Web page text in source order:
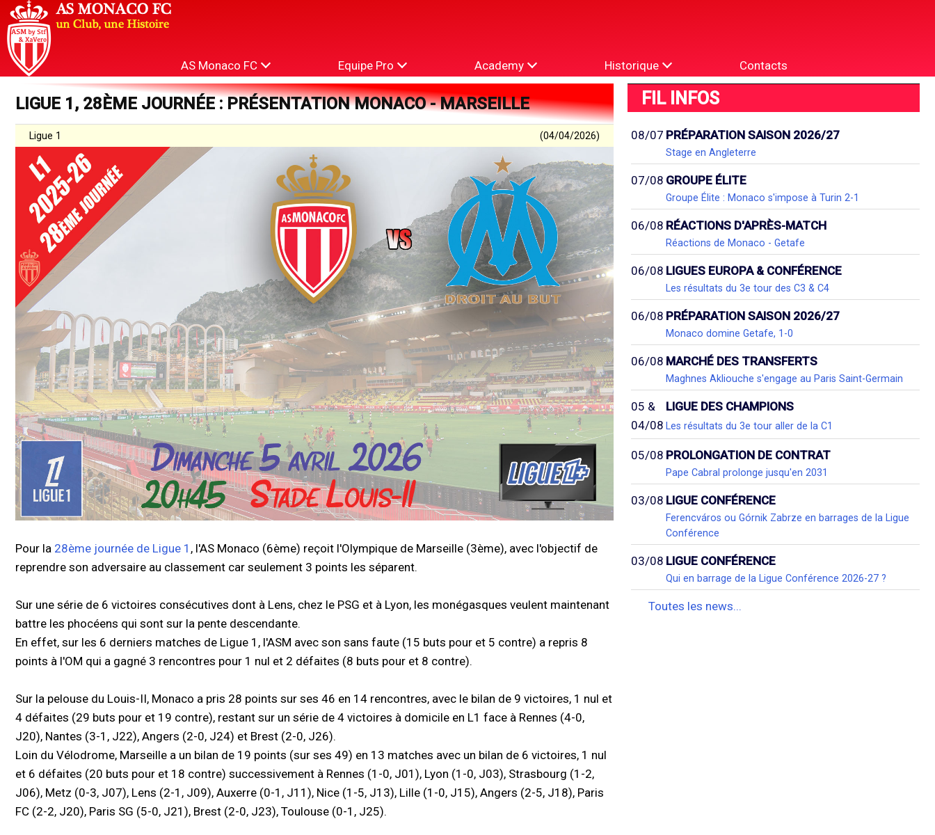
AS Monaco FC Equipe Pro Academy Historique Contacts
LIGUE 1, 28ÈME JOURNÉE : PRÉSENTATION MONACO - MARSEILLE
Ligue 1 (04/04/2026)
Pour la 28ème journée de Ligue 1 , l'AS Monaco (6ème) reçoit l'Olympique de Marseille (3ème), avec l'objectif de
reprendre son adversaire au classement car seulement 3 points les séparent.
Sur une série de 6 victoires consécutives dont à Lens, chez le PSG et à Lyon, les monégasques veulent maintenant
battre les phocéens qui sont sur la pente descendante.
En effet, sur les 6 derniers matches de Ligue 1, l'ASM avec son sans faute (15 buts pour et 5 contre) a repris 8
points à l'OM qui a gagné 3 rencontres pour 1 nul et 2 défaites (8 buts pour et 8 contre).
Sur la pelouse du Louis-II, Monaco a pris 28 points sur ses 46 en 14 rencontres, avec le bilan de 9 victoires, 1 nul et
4 défaites (29 buts pour et 19 contre), restant sur un série de 4 victoires à domicile en L1 face à Rennes (4-0,
J20), Nantes (3-1, J22), Angers (2-0, J24) et Brest (2-0, J26).
Loin du Vélodrome, Marseille a un bilan de 19 points (sur ses 49) en 13 matches avec un bilan de 6 victoires, 1 nul
et 6 défaites (20 buts pour et 18 contre) successivement à Rennes (1-0, J01), Lyon (1-0, J03), Strasbourg (1-2,
J06), Metz (0-3, J07), Lens (2-1, J09), Auxerre (0-1, J11), Nice (1-5, J13), Lille (1-0, J15), Angers (2-5, J18), Paris
FC (2-2, J20), Paris SG (5-0, J21), Brest (2-0, J23), Toulouse (0-1, J25).
FIL INFOS
08/07 PRÉPARATION SAISON 2026/27
Stage en Angleterre
07/08 GROUPE ÉLITE
Groupe Élite : Monaco s'impose à Turin 2-1
06/08 RÉACTIONS D'APRÈS-MATCH
Réactions de Monaco - Getafe
06/08 LIGUES EUROPA & CONFÉRENCE
Les résultats du 3e tour des C3 & C4
06/08 PRÉPARATION SAISON 2026/27
Monaco domine Getafe, 1-0
06/08 MARCHÉ DES TRANSFERTS
Maghnes Akliouche s'engage au Paris Saint-Germain
05 &
04/08
LIGUE DES CHAMPIONS
Les résultats du 3e tour aller de la C1
05/08 PROLONGATION DE CONTRAT
Pape Cabral prolonge jusqu'en 2031
03/08 LIGUE CONFÉRENCE
Ferencváros ou Górnik Zabrze en barrages de la Ligue
Conférence
03/08 LIGUE CONFÉRENCE
Qui en barrage de la Ligue Conférence 2026-27 ?
Toutes les news...